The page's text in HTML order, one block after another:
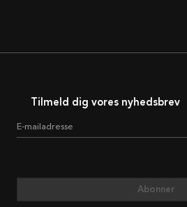
Tilmeld dig vores nyhedsbrev
E-mailadresse
Abonner